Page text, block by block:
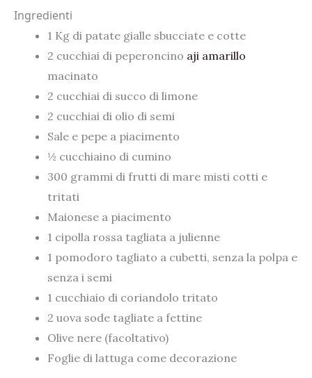
Ingredienti
1 Kg di patate gialle sbucciate e cotte
2 cucchiai di peperoncino aji amarillo
macinato
2 cucchiai di succo di limone
2 cucchiai di olio di semi
Sale e pepe a piacimento
½ cucchiaino di cumino
300 grammi di frutti di mare misti cotti e
tritati
Maionese a piacimento
1 cipolla rossa tagliata a julienne
1 pomodoro tagliato a cubetti, senza la polpa e
senza i semi
1 cucchiaio di coriandolo tritato
2 uova sode tagliate a fettine
Olive nere (facoltativo)
Foglie di lattuga come decorazione